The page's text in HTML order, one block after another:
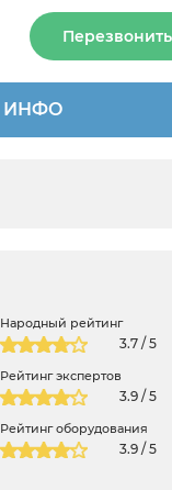
ИНФО
Народный рейтинг
3.7 / 5
Рейтинг экспертов
3.9 / 5
Рейтинг оборудования
3.9 / 5